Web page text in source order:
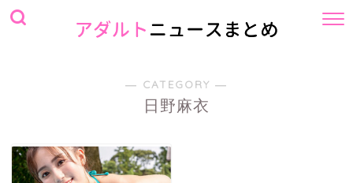
― CATEGORY ―
日野麻衣